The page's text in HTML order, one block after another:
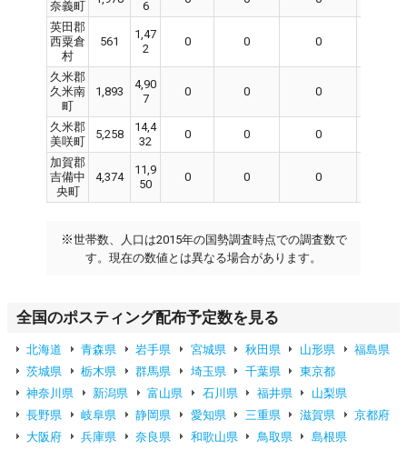
奈義町 6
英田郡
西粟倉
村
561
1,47
2
0 0 0
久米郡
久米南
町
1,893
4,90
7
0 0 0
久米郡
美咲町
5,258
14,4
32
0 0 0
加賀郡
吉備中
央町
4,374
11,9
50
0 0 0
※世帯数、人口は2015年の国勢調査時点での調査数で
す。現在の数値とは異なる場合があります。
全国のポスティング配布予定数を見る
北海道 青森県 岩手県 宮城県 秋田県 山形県
福島県
茨城県
栃木県 群馬県 埼玉県 千葉県
東京都
神奈川県
新潟県 富山県 石川県 福井県
山梨県
長野県
岐阜県 静岡県 愛知県 三重県 滋賀県
京都府
大阪府
兵庫県 奈良県 和歌山県 鳥取県
島根県